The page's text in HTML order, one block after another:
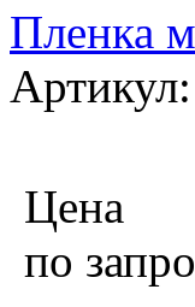
Пленка
Цена
по